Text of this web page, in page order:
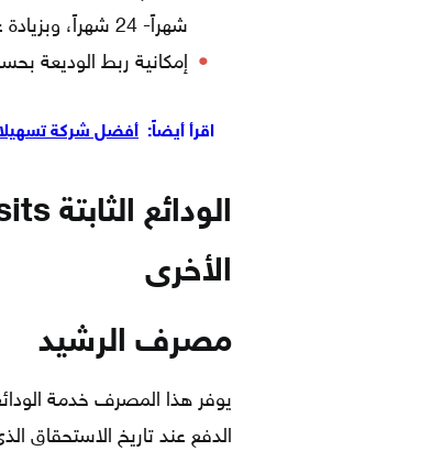
شهراً- 24 شهراً، وبزيادة على العملة المحلية فترة 36 شهراً.
إمكانية ربط الوديعة
اقرأ أيضاً: أفضل شركة
الأخرى
مصرف الرشيد
يوفر هذا المصرف خدمة الودائع
الدفع عند تاريخ الاستحقاق